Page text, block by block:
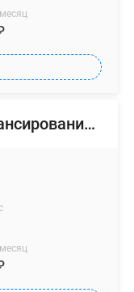
Банк жилищного финансирования (БЖФ)